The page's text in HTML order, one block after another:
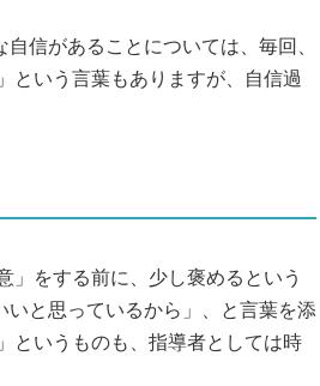
信があることについては、毎回、
という言葉もありますが、自信過
」をする前に、少し褒めるという
と思っているから」、と言葉を添
というものも、指導者としては時